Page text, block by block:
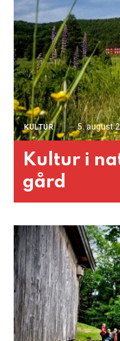
KULTUR 5. august
Kultur i
gård